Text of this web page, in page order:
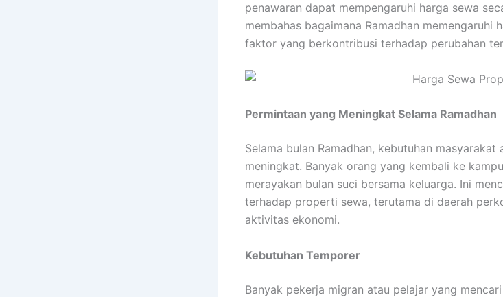
penawaran dapat mempengaruhi harga sewa
membahas bagaimana Ramadhan
faktor yang berkontribusi terhadap perubahan
Permintaan yang Meningkat Selama Ramadhan
Selama bulan Ramadhan, kebutuhan
meningkat. Banyak orang yang kembali ke
merayakan bulan suci bersama keluarga. Ini
terhadap properti sewa, terutama di daerah
aktivitas ekonomi.
Kebutuhan Temporer
Banyak pekerja migran atau pelajar yang